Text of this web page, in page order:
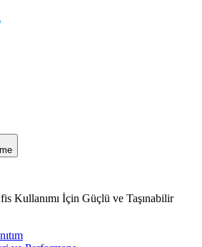
Kullanımı İçin Güçlü ve Taşınabilir